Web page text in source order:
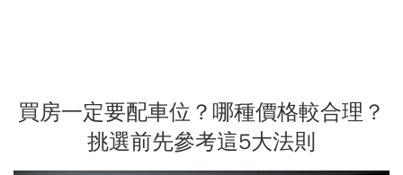
買房一定要配車位？哪種價格較合理？
挑選前先參考這5大法則